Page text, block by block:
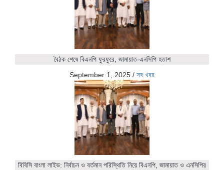
বৈঠক শেষে বিএনপি ফুরফুরে, জামায়াত-এনসিপি হতাশ
September 1, 2025 / সব খবর
বিবিসি বাংলা লাইভ: নির্বাচন ও বর্তমান পরিস্থিতি নিয়ে বিএনপি, জামায়াত ও এনসিপির